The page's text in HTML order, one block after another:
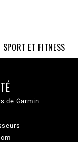
SPORT ET FITNESS
de Garmin